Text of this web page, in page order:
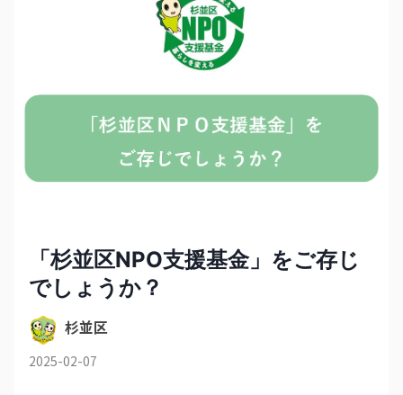
「杉並区NPO支援基金」をご存じ
でしょうか？
杉並区
2025-02-07